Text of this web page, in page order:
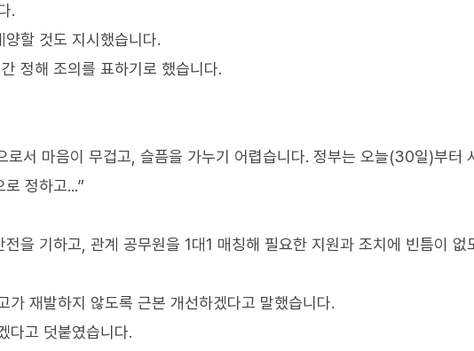
.
할 것도 지시했습니다.
정해 조의를 표하기로 했습니다.
로서 마음이 무겁고, 슬픔을 가누기 어렵습니다. 정부는 오늘(30일)부터
정하고...”
을 기하고, 관계 공무원을 1대1 매칭해 필요한 지원과 조치에 빈틈이 없
가 재발하지 않도록 근본 개선하겠다고 말했습니다.
다고 덧붙였습니다.